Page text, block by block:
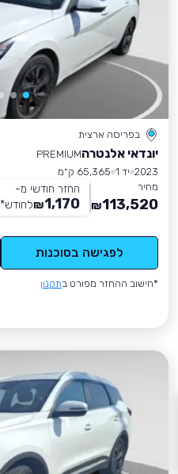
בפריסה ארצית
יונדאי אלנטרהPREMIUM
2023 יד 1
65,365 ק״מ
מחיר
113,520
₪
החזר חודשי מ-
1,170
₪לחודש*
לפגישה בסוכנות
*חישוב ההחזר מפורט בתקנון